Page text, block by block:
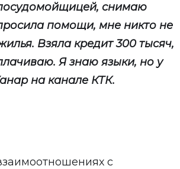
снимаю
помощи, мне никто не
Взяла кредит 300 тысяч,
Я знаю языки, но у
на канале КТК.
с